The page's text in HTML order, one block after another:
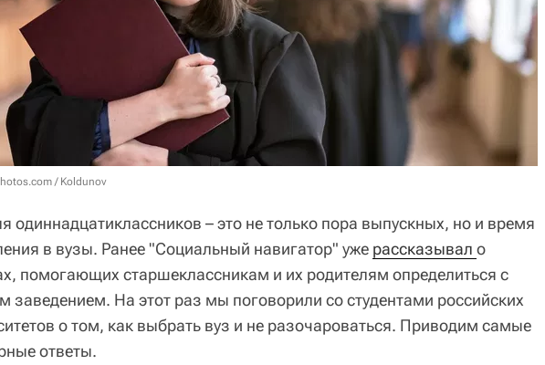
/ Koldunov
одиннадцатиклассников – это не только пора выпускных, но и время
в вузы. Ранее "Социальный навигатор" уже рассказывал о
помогающих старшеклассникам и их родителям определиться с
заведением. На этот раз мы поговорили со студентами российских
о том, как выбрать вуз и не разочароваться. Приводим самые
ответы.